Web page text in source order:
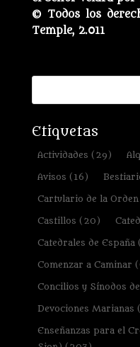
© Todos los
Temple, 2.011
Etiquetas
Actividades (29)
Avisos (16)
Cartulario de la
Castillos (20)
Catedrales de España
Comenzar a Caminar
Concilios y Sínodos
Devociones Marianas
Enseñanzas para el